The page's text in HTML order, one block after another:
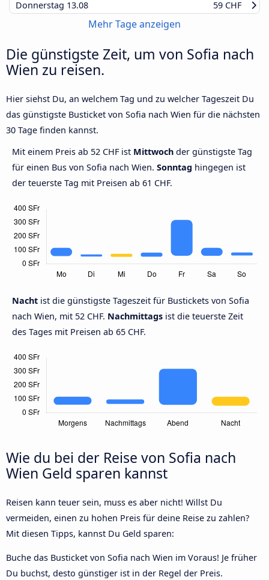
Donnerstag 13.08 59 CHF
Mehr Tage anzeigen
Die günstigste Zeit, um von Sofia nach
Wien zu reisen.
Hier siehst Du, an welchem Tag und zu welcher Tageszeit Du
das günstigste Busticket von Sofia nach Wien für die nächsten
30 Tage finden kannst.
Mit einem Preis ab 52 CHF ist Mittwoch der günstigste Tag
für einen Bus von Sofia nach Wien. Sonntag hingegen ist
der teuerste Tag mit Preisen ab 61 CHF.
Nacht ist die günstigste Tageszeit für Bustickets von Sofia
nach Wien, mit 52 CHF. Nachmittags ist die teuerste Zeit
des Tages mit Preisen ab 65 CHF.
Wie du bei der Reise von Sofia nach
Wien Geld sparen kannst
Reisen kann teuer sein, muss es aber nicht! Willst Du
vermeiden, einen zu hohen Preis für deine Reise zu zahlen?
Mit diesen Tipps, kannst Du Geld sparen:
Buche das Busticket von Sofia nach Wien im Voraus! Je früher
Du buchst, desto günstiger ist in der Regel der Preis.